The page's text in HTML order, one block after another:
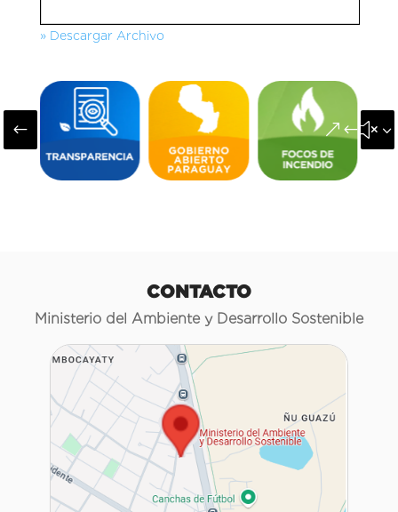
» Descargar Archivo
#
CONTACTO
Ministerio del Ambiente y Desarrollo Sostenible